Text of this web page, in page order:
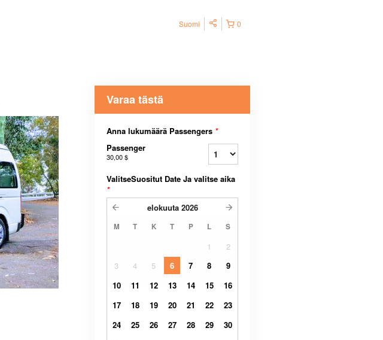
0
Suomi
Varaa tästä
Anna lukumäärä Passengers *
Passenger
30,00 $
ValitseSuositut Date Ja valitse aika
*
elokuuta 2026
M T K T P L S
1
2
3
4 5 6 7 8
9
10
11 12 13 14 15
16
17
18 19 20 21 22
23
24
25 26 27 28 29
30